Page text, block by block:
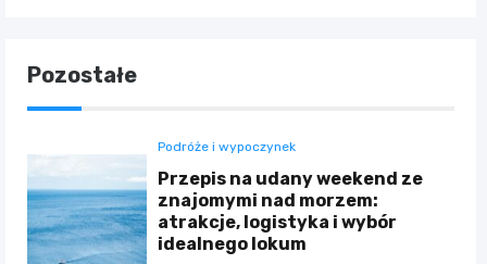
Pozostałe
Podróże i wypoczynek
Przepis na udany weekend ze
znajomymi nad morzem:
atrakcje, logistyka i wybór
idealnego lokum